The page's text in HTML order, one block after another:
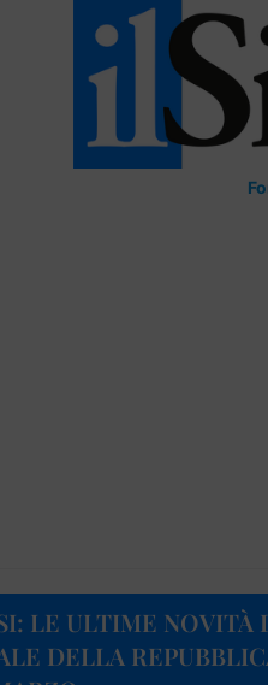
LE ULTIME NOVITÀ
DELLA